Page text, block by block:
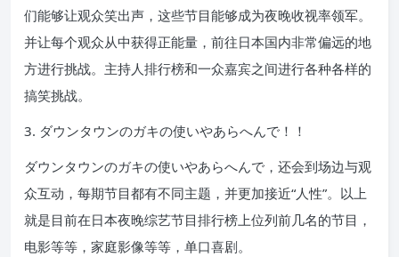
们能够让观众笑出声，这些节目能够成为夜晚收视率领军。
并让每个观众从中获得正能量，前往日本国内非常偏远的地
方进行挑战。主持人排行榜和一众嘉宾之间进行各种各样的
搞笑挑战。
3. ダウンタウンのガキの使いやあらへんで！！
ダウンタウンのガキの使いやあらへんで，还会到场边与观
众互动，每期节目都有不同主题，并更加接近“人性”。以上
就是目前在日本夜晚综艺节目排行榜上位列前几名的节目，
电影等等，家庭影像等等，单口喜剧。